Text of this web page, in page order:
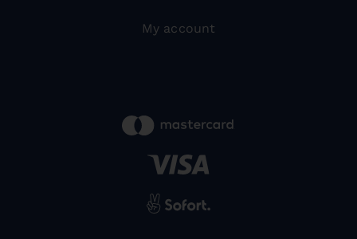
My account